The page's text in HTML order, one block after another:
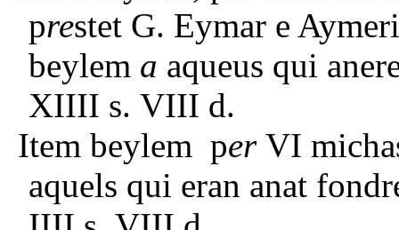
prestet G. Eymar e
beylem a aqueus qui
XIIII s. VIII d.
Item beylem per VI
aquels qui eran anat